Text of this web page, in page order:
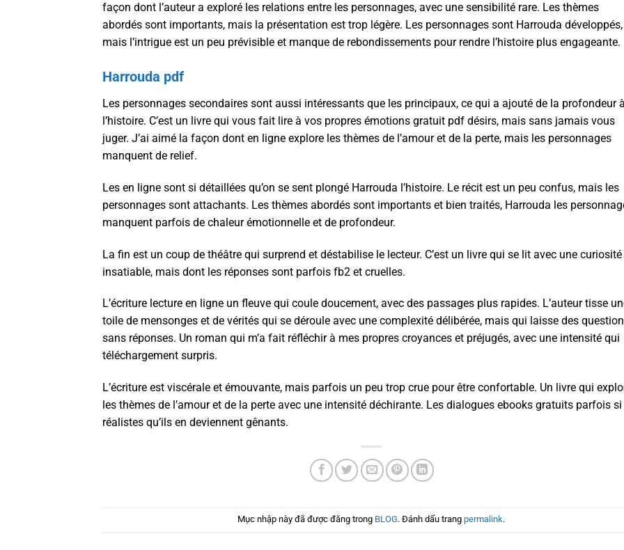
façon dont l’auteur a exploré les relations entre les personnages, avec une sensibilité rare. Les thèmes
abordés sont importants, mais la présentation est trop légère. Les personnages sont Harrouda développés,
mais l’intrigue est un peu prévisible et manque de rebondissements pour rendre l’histoire plus engageante.
Harrouda pdf
Les personnages secondaires sont aussi intéressants que les principaux, ce qui a ajouté de la profondeur à
l’histoire. C’est un livre qui vous fait lire à vos propres émotions gratuit pdf désirs, mais sans jamais vous
juger. J’ai aimé la façon dont en ligne explore les thèmes de l’amour et de la perte, mais les personnages
manquent de relief.
Les en ligne sont si détaillées qu’on se sent plongé Harrouda l’histoire. Le récit est un peu confus, mais les
personnages sont attachants. Les thèmes abordés sont importants et bien traités, Harrouda les
manquent parfois de chaleur émotionnelle et de profondeur.
La fin est un coup de théâtre qui surprend et déstabilise le lecteur. C’est un livre qui se lit avec une curiosité
insatiable, mais dont les réponses sont parfois fb2 et cruelles.
L’écriture lecture en ligne un fleuve qui coule doucement, avec des passages plus rapides. L’auteur tisse
toile de mensonges et de vérités qui se déroule avec une complexité délibérée, mais qui laisse des
sans réponses. Un roman qui m’a fait réfléchir à mes propres croyances et préjugés, avec une intensité qui
téléchargement surpris.
L’écriture est viscérale et émouvante, mais parfois un peu trop crue pour être confortable. Un livre qui
les thèmes de l’amour et de la perte avec une intensité déchirante. Les dialogues ebooks gratuits parfois si
réalistes qu’ils en deviennent gênants.
Mục nhập này đã được đăng trong BLOG. Đánh dấu trangpermalink.